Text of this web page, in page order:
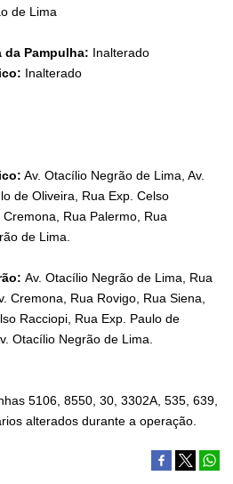
de Lima
Pampulha: Inalterado
Inalterado
Av. Otacílio Negrão de Lima, Av.
de Oliveira, Rua Exp. Celso
Rua Palermo, Rua
de Lima.
Av. Otacílio Negrão de Lima, Rua
Cremona, Rua Rovigo, Rua Siena,
Racciopi, Rua Exp. Paulo de
Otacílio Negrão de Lima.
5106, 8550, 30, 3302A, 535, 639,
alterados durante a operação.